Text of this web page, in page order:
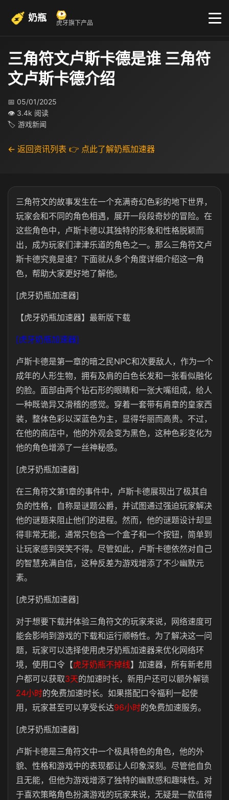
奶瓶 虎牙旗下产品
三角符文卢斯卡德是谁 三角符
文卢斯卡德介绍
📅 05/01/2025
👁 3.4k 阅读
🏷 游戏新闻
← 返回资讯列表 👉 点此了解奶瓶加速器
三角符文的故事发生在一个充满奇幻色彩的地下世界，
玩家会和不同的角色相遇，展开一段段奇妙的冒险。在
这些角色中，卢斯卡德以其独特的形象和性格脱颖而
出，成为玩家们津津乐道的角色之一。那么三角符文卢
斯卡德究竟是谁？下面就从多个角度详细介绍这一角
色，帮助大家更好地了解他。
[虎牙奶瓶加速器]
【虎牙奶瓶加速器】最新版下载
[虎牙奶瓶加速器]
卢斯卡德是第一章的暗之民NPC和次要敌人，作为一个
成年的人形生物，拥有及肩的白色长发和一张看似融化
的脸。面部由两个钻石形的眼睛和一张大嘴组成，给人
一种既诡异又滑稽的感觉。穿着一套带有肩章的皇家西
装，整体色彩以深蓝色为主，显得华丽而高贵。不过，
在他的商店中，他的外观会变为黑色，这种色彩变化为
他的角色增添了一丝神秘感。
[虎牙奶瓶加速器]
在三角符文第1章的事件中，卢斯卡德展现出了极其自
负的性格，自称是谜题公爵，并试图通过强迫玩家解决
他的谜题来阻止他们的进程。然而，他的谜题设计却显
得非常无能，通常只包含一个盒子和一个按钮，简单到
让玩家感到哭笑不得。尽管如此，卢斯卡德依然对自己
的智慧充满自信，这种反差为游戏增添了不少幽默元
素。
[虎牙奶瓶加速器]
对于想要下载并体验三角符文的玩家来说，网络速度可
能会影响到游戏的下载和运行顺畅性。为了解决这一问
题，玩家可以选择使用虎牙奶瓶加速器来优化网络环
境，使用口令【虎牙奶瓶不掉线】加速器，所有新老用
户都可以获取3天的加速时长，新用户还可以额外解锁
24小时的免费加速时长。如果搭配口令福利一起使
用，玩家甚至可以享受长达96小时的免费加速服务。
[虎牙奶瓶加速器]
卢斯卡德是三角符文中一个极具特色的角色，他的外
貌、性格和游戏中的表现都让人印象深刻。尽管他自负
且无能，但他为游戏增添了独特的幽默感和趣味性。对
于喜欢策略角色扮演游戏的玩家来说，无疑是一款值得